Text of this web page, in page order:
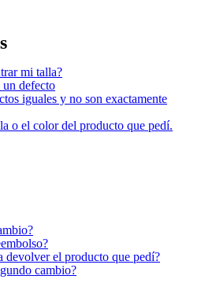
mi talla?
defecto
iguales y no son exactamente
o el color del producto que pedí.
devolver el producto que pedí?
cambio?